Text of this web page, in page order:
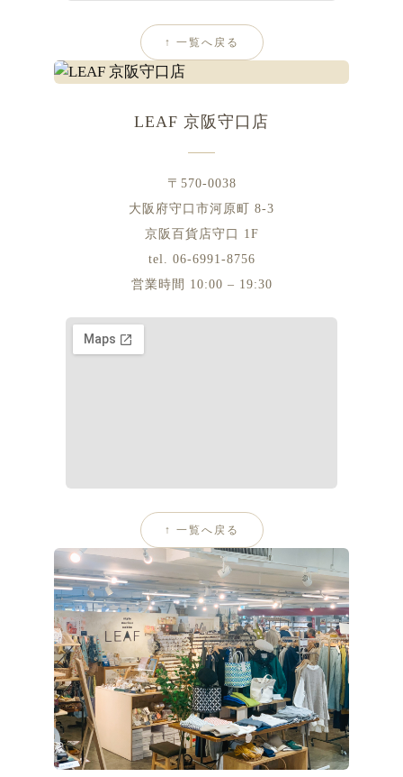
↑ 一覧へ戻る
LEAF 京阪守口店
〒570-0038
大阪府守口市河原町 8-3
京阪百貨店守口 1F
tel. 06-6991-8756
営業時間 10:00 – 19:30
↑ 一覧へ戻る